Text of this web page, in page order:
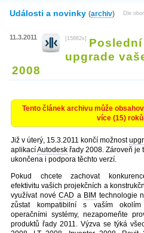
Dle
Události a novinky (archiv)
11.3.2011 [15862x]
upgrade
2008
Tento článek archivu může
více (15)
Již v úterý, 15.3.2011 končí možnost
aplikacíAutodesk řady 2008. Zároveň je
ukončena i podpora těchto verzí.
Pokud chcete zachovat
efektivitu vašich projekčních a
využívat novéCAD a BIM technologie
zůstat kompatibilní s vaším
operačními systémy, nezapomeňte
produktů řady 2011. Výzva se týká